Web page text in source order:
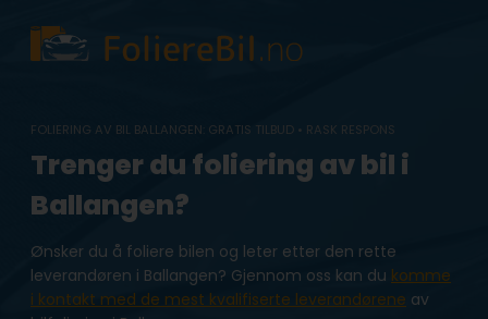
content
FOLIERING AV BIL BALLANGEN: GRATIS TILBUD • RASK RESPONS
Trenger du foliering av bil i
Ballangen?
Ønsker du å foliere bilen og leter etter den rette
leverandøren i Ballangen? Gjennom oss kan du komme
i kontakt med de mest kvalifiserte leverandørene av